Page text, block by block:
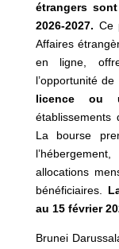
étrangers
2026-2027. Ce
Affaires
en ligne,
l’opportunité
licence ou
établissements
La bourse
allocations
bénéficiaires.
au 15 février
Brunei